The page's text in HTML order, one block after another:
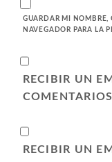
GUARDAR MI NOMBRE,
NAVEGADOR PARA LA
RECIBIR UN
RECIBIR UN